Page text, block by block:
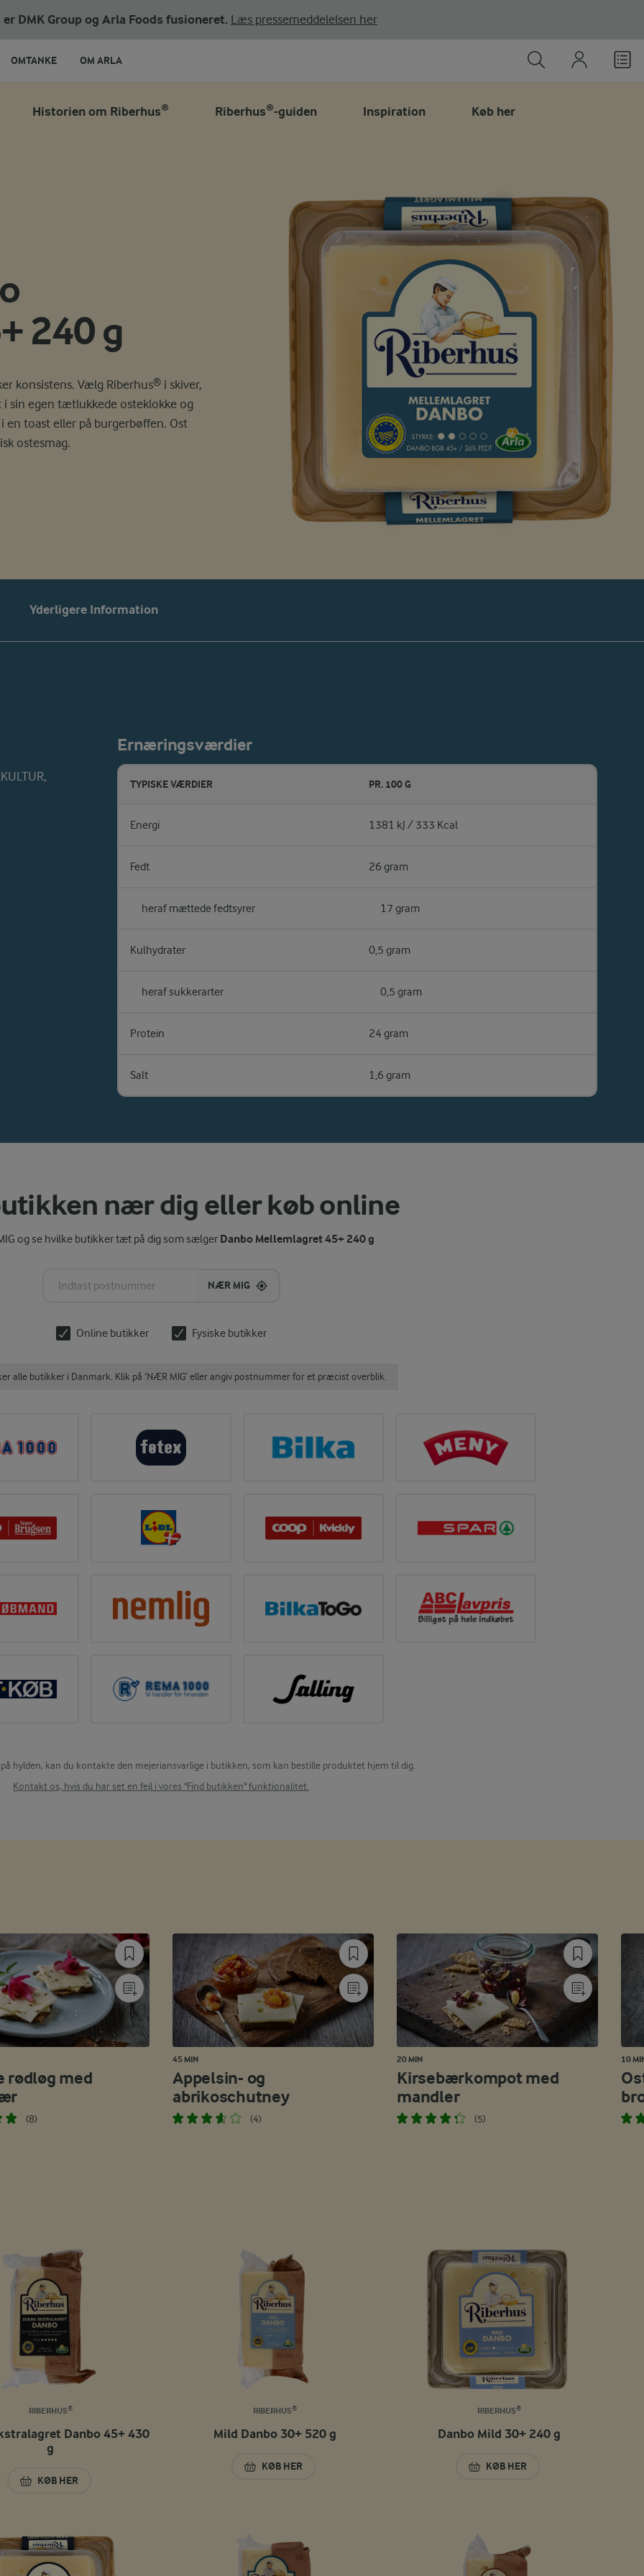
er DMK Group og Arla Foods fusioneret. Læs pressemeddelelsen her
OMTANKE OM ARLA
Historien om Riberhus® Riberhus®-guiden Inspiration Køb her
240 g
konsistens. Vælg Riberhus® i skiver,
i sin egen tætlukkede osteklokke og
en toast eller på burgerbøffen. Ost
ostesmag.
Yderligere Information
Ernæringsværdier
TYPISKE VÆRDIER PR. 100 G
Energi 1381 kJ / 333 Kcal
Fedt 26 gram
heraf mættede fedtsyrer 17 gram
Kulhydrater 0,5 gram
heraf sukkerarter 0,5 gram
Protein 24 gram
Salt 1,6 gram
nær dig eller køb online
og se hvilke butikker tæt på dig som sælger Danbo Mellemlagret 45+ 240 g
NÆR MIG
Online butikker Fysiske butikker
alle butikker i Danmark. Klik på ‘NÆR MIG’ eller angiv postnummer for et præcist overblik.
hylden, kan du kontakte den mejeriansvarlige i butikken, som kan bestille produktet hjem til dig.
Kontakt os, hvis du har set en fejl i vores "Find butikken" funktionalitet.
rødløg med
(8)
45 MIN
Appelsin- og
abrikoschutney
(4)
20 MIN
Kirsebærkompot med
mandler
(5)
10
RIBERHUS®
Danbo 45+ 430
g
KØB HER
STÆRK EKSTRALAGRET DANBO 45+ 430 G
RIBERHUS®
Mild Danbo 30+ 520 g
KØB HER
MILD DANBO 30+ 520 G
RIBERHUS®
Danbo Mild 30+ 240 g
KØB HER
DANBO MILD 30+ 240 G